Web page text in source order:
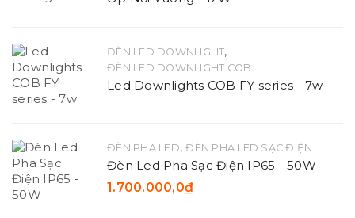
ĐÈN LED DOWNLIGHT,
ĐÈN LED DOWNLIGHT COB
Led Downlights COB FY series - 7w
ĐÈN PHA LED,ĐÈN PHA LED SẠC ĐIỆN
Đèn Led Pha Sạc Điện IP65 - 50W
1.700.000,0₫